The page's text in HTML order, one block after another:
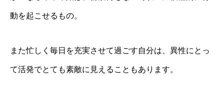
動を起こせるもの。
また忙しく毎日を充実させて過ごす自分は、異性にとっ
て活発でとても素敵に見えることもあります。